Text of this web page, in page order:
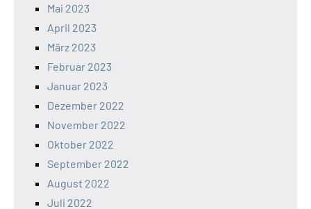
Mai 2023
April 2023
März 2023
Februar 2023
Januar 2023
Dezember 2022
November 2022
Oktober 2022
September 2022
August 2022
Juli 2022